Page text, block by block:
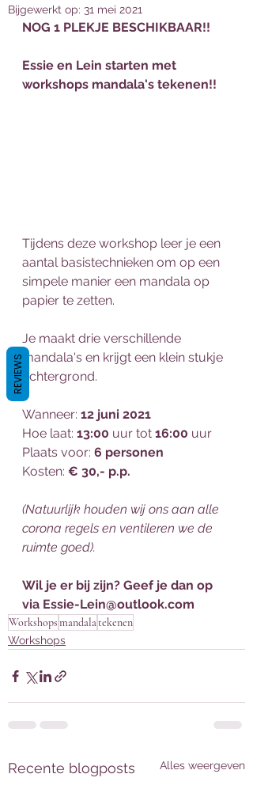
Bijgewerkt op: 31 mei 2021
NOG 1 PLEKJE BESCHIKBAAR!!
Essie en Lein starten met
workshops mandala's tekenen!!
Tijdens deze workshop leer je een
aantal basistechnieken om op een
simpele manier een mandala op
papier te zetten.
Je maakt drie verschillende
mandala's en krijgt een klein stukje
achtergrond.
Wanneer: 12 juni 2021
Hoe laat: 13:00 uur tot 16:00 uur
Plaats voor: 6 personen
Kosten: € 30,- p.p.
(Natuurlijk houden wij ons aan alle
corona regels en ventileren we de
ruimte goed).
Wil je er bij zijn? Geef je dan op
via Essie-Lein@outlook.com
Workshopsmandalatekenen
Workshops
Recente blogposts Alles weergeven
REVIEWS